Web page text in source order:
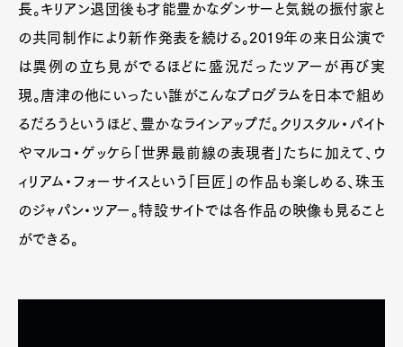
長。キリアン退団後も才能豊かなダンサーと気鋭の振付家と
の共同制作により新作発表を続ける。2019年の来日公演で
は異例の立ち見がでるほどに盛況だったツアーが再び実
現。唐津の他にいったい誰がこんなプログラムを日本で組め
るだろうというほど、豊かなラインアップだ。クリスタル・パイト
やマルコ・ゲッケら「世界最前線の表現者」たちに加えて、ウ
ィリアム・フォーサイスという「巨匠」の作品も楽しめる、珠玉
のジャパン・ツアー。特設サイトでは各作品の映像も見ること
ができる。